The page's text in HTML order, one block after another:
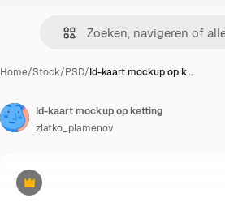
Home/Stock/PSD/Id-kaart mockup op k…
Premium
Id-kaart mockup op ketting
zlatko_plamenov